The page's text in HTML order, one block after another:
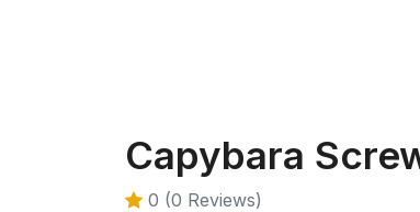
Capybara
0 (0 Reviews)